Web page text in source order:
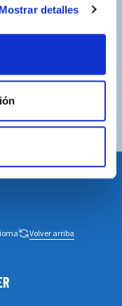
Mostrar detalles
(España peninsular)
de tarjeta o
Volver arriba